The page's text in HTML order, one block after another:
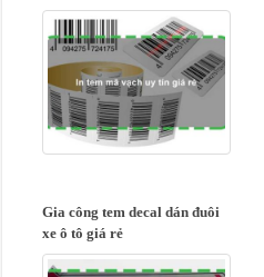
Gia công tem decal dán đuôi
xe ô tô giá rẻ